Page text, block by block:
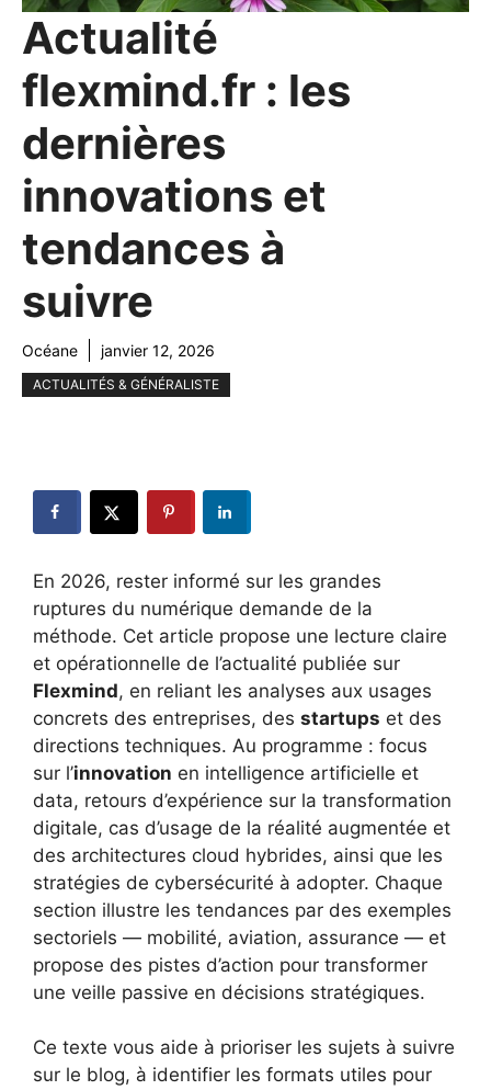
Actualité
flexmind.fr : les
dernières
innovations et
tendances à
suivre
Océane janvier 12, 2026
ACTUALITÉS & GÉNÉRALISTE
En 2026, rester informé sur les grandes
ruptures du numérique demande de la
méthode. Cet article propose une lecture claire
et opérationnelle de l’actualité publiée sur
Flexmind, en reliant les analyses aux usages
concrets des entreprises, des startups et des
directions techniques. Au programme : focus
sur l’innovation en intelligence artificielle et
data, retours d’expérience sur la transformation
digitale, cas d’usage de la réalité augmentée et
des architectures cloud hybrides, ainsi que les
stratégies de cybersécurité à adopter. Chaque
section illustre les tendances par des exemples
sectoriels — mobilité, aviation, assurance — et
propose des pistes d’action pour transformer
une veille passive en décisions stratégiques.
Ce texte vous aide à prioriser les sujets à suivre
sur le blog, à identifier les formats utiles pour